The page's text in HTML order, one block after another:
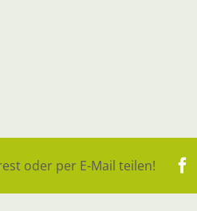
oder per E-Mail teilen!